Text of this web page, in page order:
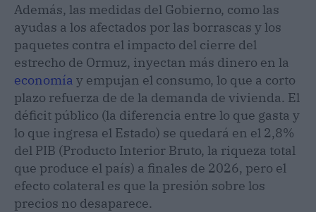
Además, las medidas del Gobierno, como las
ayudas a los afectados por las borrascas y los
paquetes contra el impacto del cierre del
estrecho de Ormuz, inyectan más dinero en la
economía y empujan el consumo, lo que a corto
plazo refuerza de de la demanda de vivienda. El
déficit público (la diferencia entre lo que gasta y
lo que ingresa el Estado) se quedará en el 2,8%
del PIB (Producto Interior Bruto, la riqueza total
que produce el país) a finales de 2026, pero el
efecto colateral es que la presión sobre los
precios no desaparece.